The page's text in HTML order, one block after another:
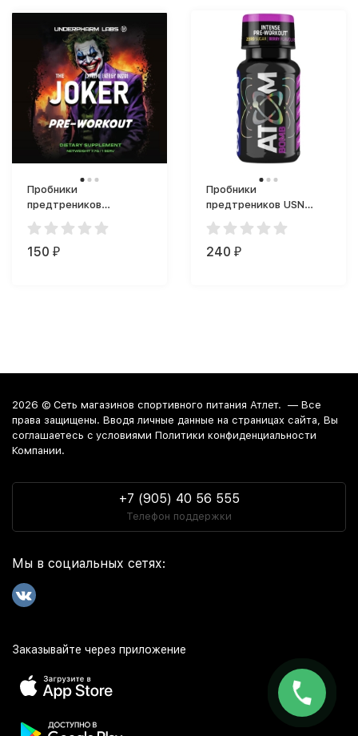
Пробники
предтреников
Underfarm Labs Joker
предтренинг (6 г)
150 ₽
Пробники
предтреников USN
Atom Bomb (60 мл)
240 ₽
2026 © Сеть магазинов спортивного питания Атлет. — Все
права защищены. Вводя личные данные на страницах сайта, Вы
соглашаетесь c условиями Политики конфиденциальности
Компании.
+7 (905) 40 56 555
Телефон поддержки
Мы в социальных сетях:
Заказывайте через приложение